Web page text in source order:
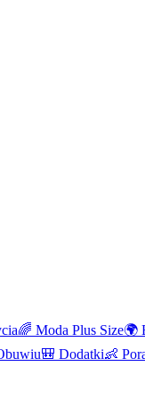
🌈 Moda Plus Size🌍
🎒 Dodatki👶